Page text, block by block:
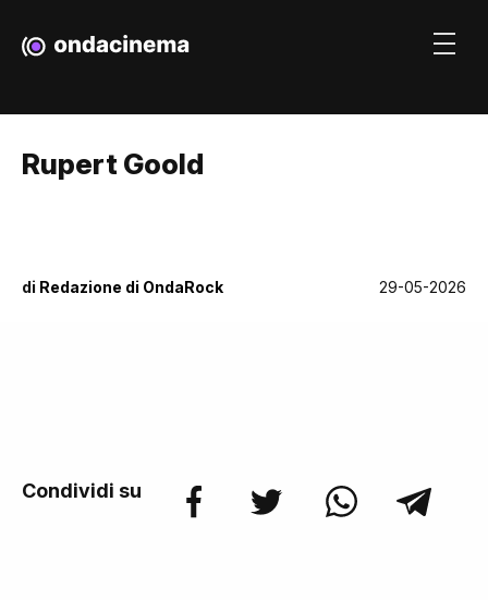
Rupert Goold
di Redazione di OndaRock 29-05-2026
Condividi su